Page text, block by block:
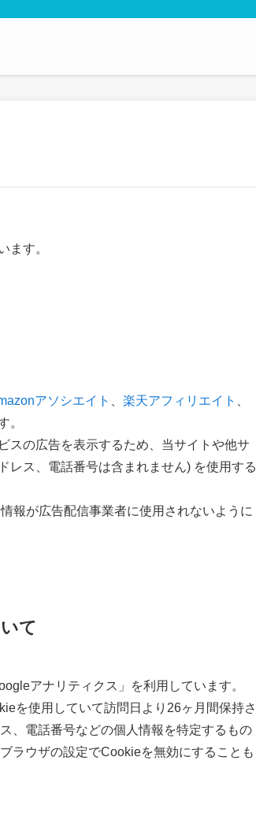
ます。
アソシエイト 楽天アフィリエイト
。
スの広告を表示するため、当サイトや他サ
レス、電話番号は含まれません) を使用する
報が広告配信事業者に使用されないように
て
アナリティクス」を利用しています。
を使用していて訪問日より26ヶ月間保持さ
、電話番号などの個人情報を特定するもの
ラウザの設定でCookieを無効にすることも